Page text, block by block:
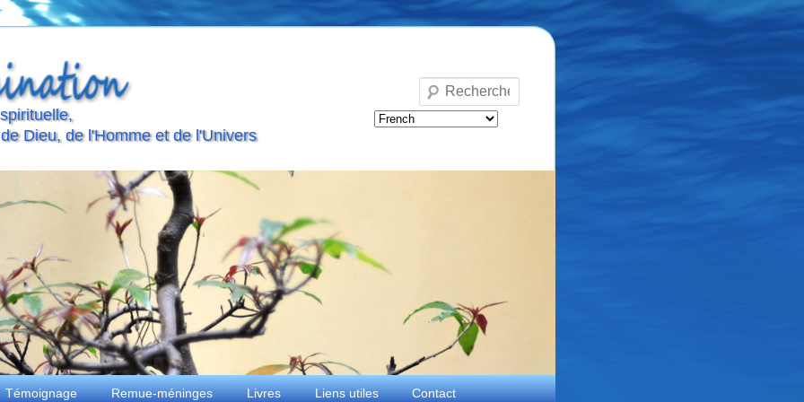
Dieu, de l'Homme et de l'Univers
Témoignage Remue-méninges Livres Liens utiles Contact